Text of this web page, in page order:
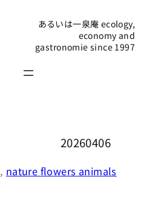
あるいは一泉庵 ecology,
economy and
gastronomie since 1997
20260406
, nature flowers animals